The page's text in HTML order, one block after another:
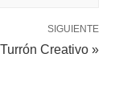
SIGUIENTE
Creativo »